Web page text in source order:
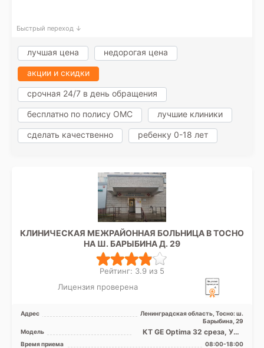
Быстрый переход ↓
лучшая цена недорогая цена
акции и скидки
срочная 24/7 в день обращения
бесплатно по полису ОМС лучшие клиники
сделать качественно ребенку 0-18 лет
КЛИНИЧЕСКАЯ МЕЖРАЙОННАЯ БОЛЬНИЦА В ТОСНО
НА Ш. БАРЫБИНА Д. 29
Рейтинг: 3.9 из 5
Лицензия проверена
Адрес
Ленинградская область, Тосно: ш.
Барыбина, 29
Модель
КТ GE Optima 32 среза, УЗИ
аппарат, Рентген аппарат
Время приема
08:00-18:00